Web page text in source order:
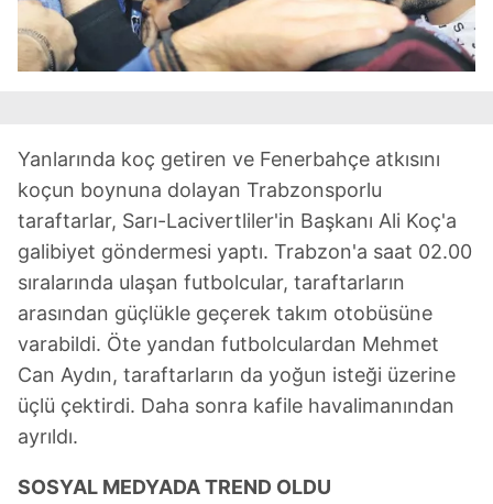
Yanlarında koç getiren ve Fenerbahçe atkısını
koçun boynuna dolayan Trabzonsporlu
taraftarlar, Sarı-Lacivertliler'in Başkanı Ali Koç'a
galibiyet göndermesi yaptı. Trabzon'a saat 02.00
sıralarında ulaşan futbolcular, taraftarların
arasından güçlükle geçerek takım otobüsüne
varabildi. Öte yandan futbolculardan Mehmet
Can Aydın, taraftarların da yoğun isteği üzerine
üçlü çektirdi. Daha sonra kafile havalimanından
ayrıldı.
SOSYAL MEDYADA TREND OLDU